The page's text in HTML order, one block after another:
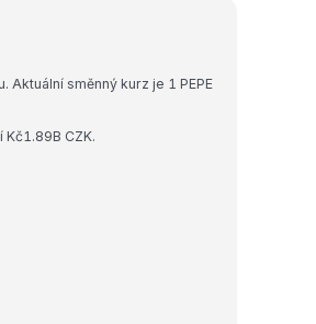
směnný kurz je 1 PEPE
CZK.